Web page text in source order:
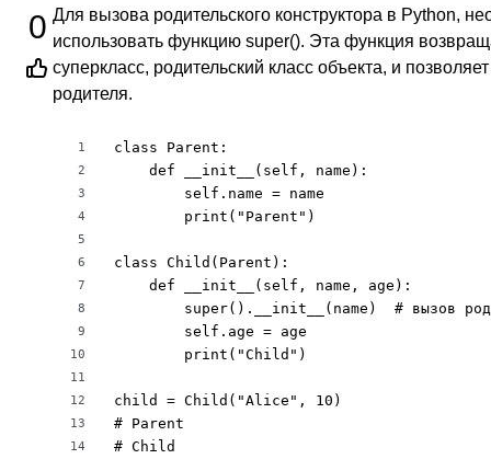
0 Для вызова родительского конструктора в Python,
использовать функцию super(). Эта функция
суперкласс, родительский класс объекта, и
родителя.
1
2
3
4
5
6
7
8
9
10
11
12
13
14
class Parent:
    def __init__(self, name):
        self.name = name
        print("Parent")
class Child(Parent):
    def __init__(self, name, age):
super().__init__(name)  # вызов
        self.age = age
        print("Child")
child = Child("Alice", 10)
# Parent
# Child